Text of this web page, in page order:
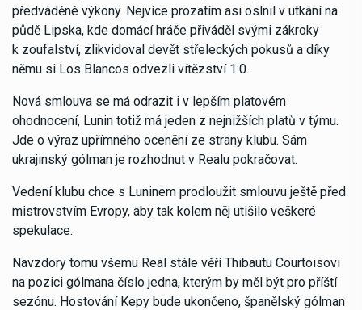
předváděné výkony. Nejvíce prozatím asi oslnil v utkání na
půdě Lipska, kde domácí hráče přiváděl svými zákroky
k zoufalství, zlikvidoval devět střeleckých pokusů a díky
němu si Los Blancos odvezli vítězství 1:0.
Nová smlouva se má odrazit i v lepším platovém
ohodnocení, Lunin totiž má jeden z nejnižších platů v týmu.
Jde o výraz upřímného ocenění ze strany klubu. Sám
ukrajinský gólman je rozhodnut v Realu pokračovat.
Vedení klubu chce s Luninem prodloužit smlouvu ještě před
mistrovstvím Evropy, aby tak kolem něj utišilo veškeré
spekulace.
Navzdory tomu všemu Real stále věří Thibautu Courtoisovi
na pozici gólmana číslo jedna, kterým by měl být pro příští
sezónu. Hostování Kepy bude ukončeno, španělský gólman